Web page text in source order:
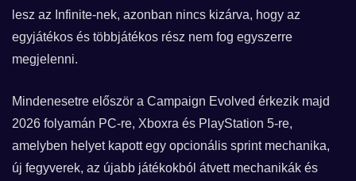
lesz az Infinite-nek, azonban nincs kizárva, hogy az
egyjátékos és többjátékos rész nem fog egyszerre
megjelenni.
Mindenesetre először a Campaign Evolved érkezik majd
2026 folyamán PC-re, Xboxra és PlayStation 5-re,
amelyben helyet kapott egy opcionális sprint mechanika,
új fegyverek, az újabb játékokból átvett mechanikák és